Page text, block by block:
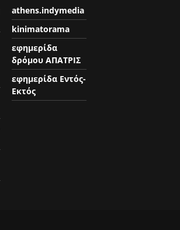
athens.indymedia
kinimatorama
εφημερίδα
δρόμου ΑΠΑΤΡΙΣ
εφημερίδα Εντός-
Εκτός